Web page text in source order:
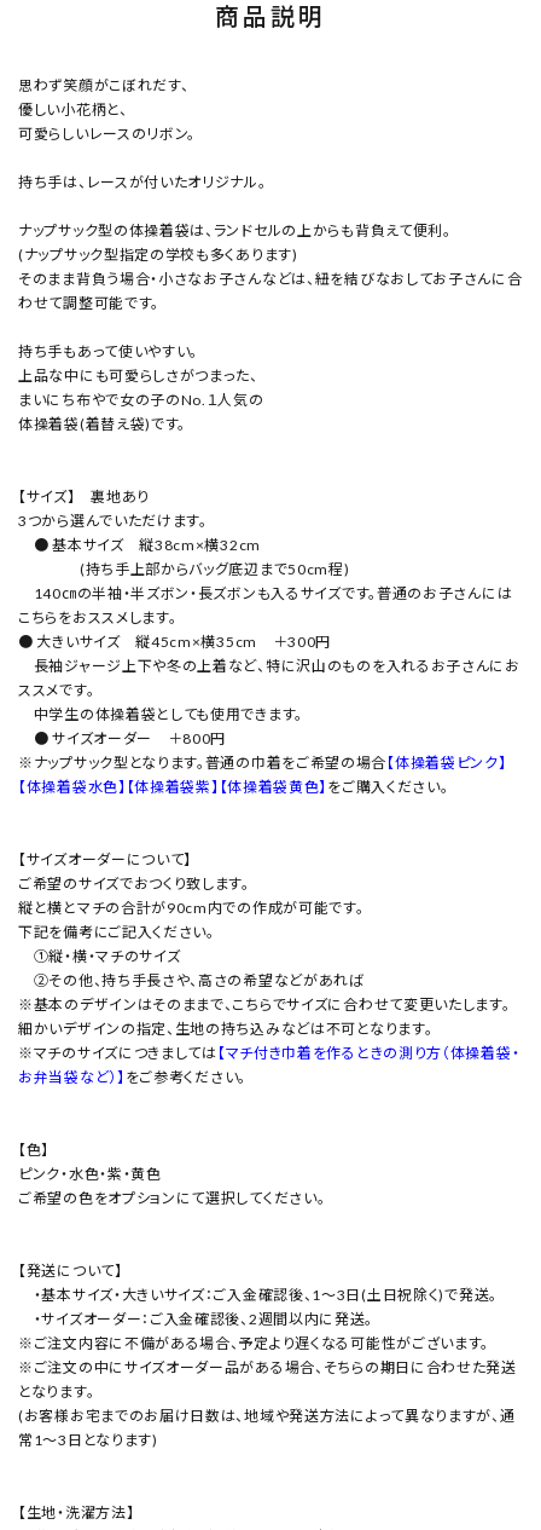
商品説明
思わず笑顔がこぼれだす、
優しい小花柄と、
可愛らしいレースのリボン。
持ち手は、レースが付いたオリジナル。
ナップサック型の体操着袋は、ランドセルの上からも背負えて便利。
(ナップサック型指定の学校も多くあります)
そのまま背負う場合・小さなお子さんなどは、紐を結びなおしてお子さんに合
わせて調整可能です。
持ち手もあって使いやすい。
上品な中にも可愛らしさがつまった、
まいにち布やで女の子のNo.１人気の
体操着袋(着替え袋)です。
【サイズ】 裏地あり
3つから選んでいただけます。
● 基本サイズ 縦38cm×横32cm
(持ち手上部からバッグ底辺まで50cm程)
140㎝の半袖・半ズボン・長ズボンも入るサイズです。普通のお子さんには
こちらをおススメします。
● 大きいサイズ 縦45cm×横35cm ＋300円
長袖ジャージ上下や冬の上着など、特に沢山のものを入れるお子さんにお
ススメです。
中学生の体操着袋としても使用できます。
● サイズオーダー ＋800円
※ナップサック型となります。普通の巾着をご希望の場合 【体操着袋ピンク】
【体操着袋水色】 【体操着袋紫】 【体操着袋黄色】 をご購入ください。
【サイズオーダーについて】
ご希望のサイズでおつくり致します。
縦と横とマチの合計が90cm内での作成が可能です。
下記を備考にご記入ください。
①縦・横・マチのサイズ
②その他、持ち手長さや、高さの希望などがあれば
※基本のデザインはそのままで、こちらでサイズに合わせて変更いたします。
細かいデザインの指定、生地の持ち込みなどは不可となります。
※マチのサイズにつきましては 【マチ付き巾着を作るときの測り方（体操着袋・
お弁当袋など）】 をご参考ください。
【色】
ピンク・水色・紫・黄色
ご希望の色をオプションにて選択してください。
【発送について】
・基本サイズ・大きいサイズ：ご入金確認後、1～3日(土日祝除く)で発送。
・サイズオーダー：ご入金確認後、2週間以内に発送。
※ご注文内容に不備がある場合、予定より遅くなる可能性がございます。
※ご注文の中にサイズオーダー品がある場合、そちらの期日に合わせた発送
となります。
(お客様お宅までのお届け日数は、地域や発送方法によって異なりますが、通
常1～3日となります)
【生地・洗濯方法】